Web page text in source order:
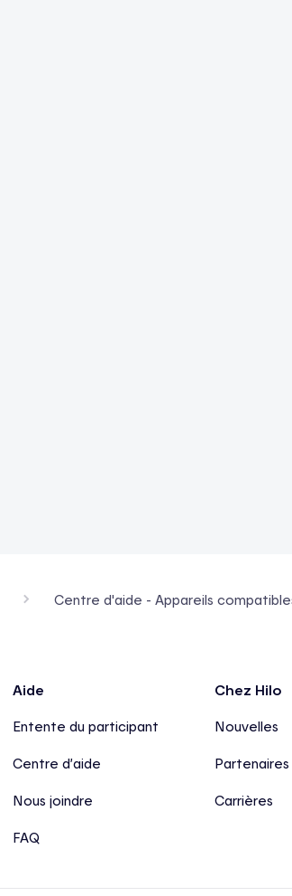
Centre d'aide - Appareils
Aide
Entente du participant
Centre d’aide
Nous joindre
FAQ
Chez Hilo
Nouvelles
Partenaires
Carrières